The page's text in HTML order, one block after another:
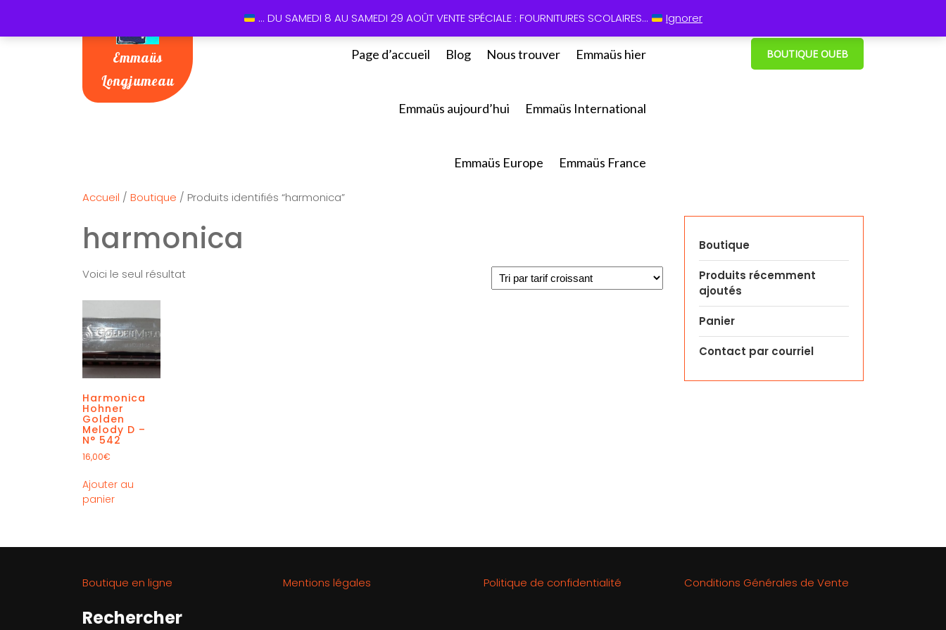
01 60 49 13 60
Emmaüs
Longjumeau
Page d’accueil Blog Nous trouver Emmaüs hier
Emmaüs aujourd’hui Emmaüs International
Emmaüs Europe Emmaüs France
BOUTIQUE OUEB
Accueil / Boutique / Produits identifiés “harmonica”
harmonica
Voici le seul résultat
Harmonica
Hohner
Golden
Melody D –
N° 542
16,00€
Ajouter au
panier
Boutique
Produits récemment
ajoutés
Panier
Contact par courriel
Boutique en ligne
Rechercher
Mentions légales Politique de confidentialité Conditions Générales de Vente
... DU SAMEDI 8 AU SAMEDI 29 AOÛT VENTE SPÉCIALE : FOURNITURES SCOLAIRES... Ignorer